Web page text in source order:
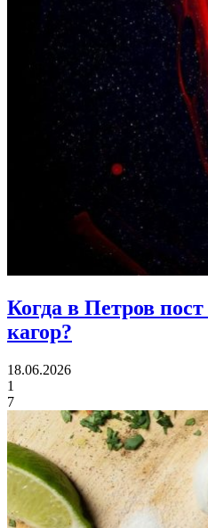
Когда в Петров пост
кагор?
18.06.2026
1
7